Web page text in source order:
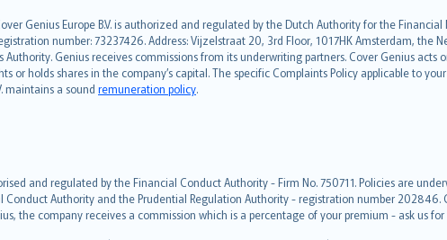
Genius Europe B.V. is authorized and regulated by the Dutch Authority for the
number: 73237426. Address: Vijzelstraat 20, 3rd Floor, 1017HK Amsterdam, the
Genius receives commissions from its underwriting partners. Cover Genius acts
or holds shares in the company’s capital. The specific Complaints Policy applicable to
maintains a sound remuneration policy.
and regulated by the Financial Conduct Authority - Firm No. 750711. Policies are
Authority and the Prudential Regulation Authority - registration number 202846.
the company receives a commission which is a percentage of your premium - ask us for